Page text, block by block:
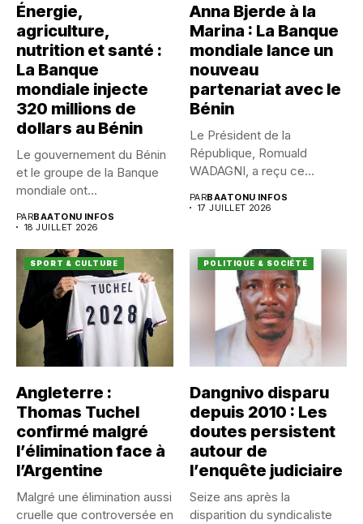
Énergie,
agriculture,
nutrition et santé :
La Banque
mondiale injecte
320 millions de
dollars au Bénin
Le gouvernement du Bénin
et le groupe de la Banque
mondiale ont...
PARBAATONU INFOS
18 JUILLET 2026
Anna Bjerde à la
Marina : La Banque
mondiale lance un
nouveau
partenariat avec le
Bénin
Le Président de la
République, Romuald
WADAGNI, a reçu ce
PARBAATONU INFOS
17 JUILLET 2026
SPORT & CULTURE
Angleterre :
Thomas Tuchel
confirmé malgré
l’élimination face à
l’Argentine
Malgré une élimination aussi
cruelle que controversée en
POLITIQUE & SOCIÉTÉ
Dangnivo disparu
depuis 2010 : Les
doutes persistent
autour de
l’enquête judiciaire
Seize ans après la
disparition du syndicaliste